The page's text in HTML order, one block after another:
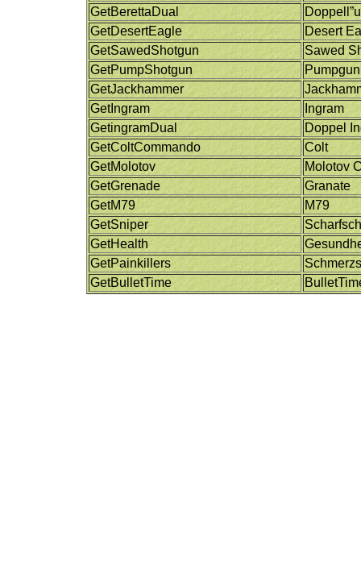
GetBerettaDual
GetDesertEagle
Desert
GetSawedShotgun
Sawed
GetPumpShotgun
Pumpgun
GetJackhammer
GetIngram
Ingram
GetingramDual
Doppel
GetColtCommando
Colt
GetMolotov
Molotov
GetGrenade
Granate
GetM79
M79
GetSniper
GetHealth
GetPainkillers
GetBulletTime